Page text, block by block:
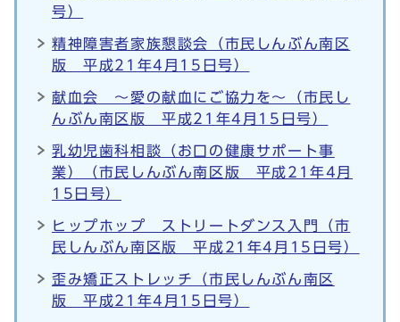
号）
精神障害者家族懇談会（市民しんぶん南区
版 平成21年4月15日号）
献血会 ～愛の献血にご協力を～（市民し
んぶん南区版 平成21年4月15日号）
乳幼児歯科相談（お口の健康サポート事
業）（市民しんぶん南区版 平成21年4月
15日号）
ヒップホップ ストリートダンス入門（市
民しんぶん南区版 平成21年4月15日号）
歪み矯正ストレッチ（市民しんぶん南区
版 平成21年4月15日号）